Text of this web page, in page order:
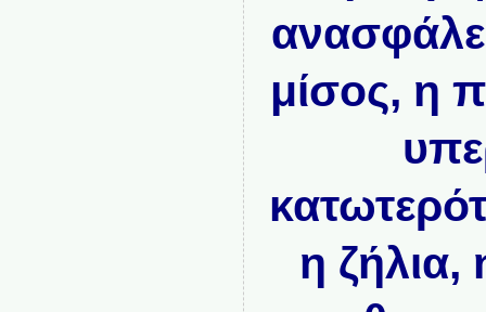
μίσος, η
η ζήλια,